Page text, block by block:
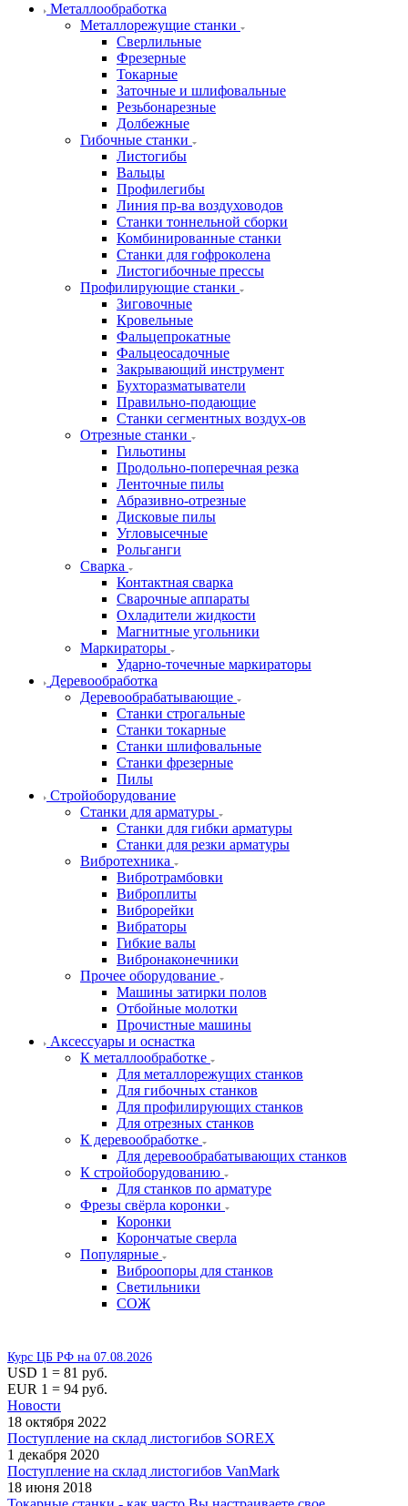
Металлообработка
Металлорежущие станки
Сверлильные
Фрезерные
Токарные
Заточные и шлифовальные
Резьбонарезные
Долбежные
Гибочные станки
Листогибы
Вальцы
Профилегибы
Линия пр-ва воздуховодов
Станки тоннельной сборки
Комбинированные станки
Станки для гофроколена
Листогибочные прессы
Профилирующие станки
Зиговочные
Кровельные
Фальцепрокатные
Фальцеосадочные
Закрывающий инструмент
Бухторазматыватели
Правильно-подающие
Станки сегментных воздух-ов
Отрезные станки
Гильотины
Продольно-поперечная резка
Ленточные пилы
Абразивно-отрезные
Дисковые пилы
Угловысечные
Рольганги
Сварка
Контактная сварка
Сварочные аппараты
Охладители жидкости
Магнитные угольники
Маркираторы
Ударно-точечные маркираторы
Деревообработка
Деревообрабатывающие
Станки строгальные
Станки токарные
Станки шлифовальные
Станки фрезерные
Пилы
Стройоборудование
Станки для арматуры
Станки для гибки арматуры
Станки для резки арматуры
Вибротехника
Вибротрамбовки
Виброплиты
Виброрейки
Вибраторы
Гибкие валы
Вибронаконечники
Прочее оборудование
Машины затирки полов
Отбойные молотки
Прочистные машины
Аксeccyapы и оснастка
К металлообработке
Для металлорежущих станков
Для гибочных станков
Для профилирующих станков
Для отрезных станков
К деревообработке
Для деревообрабатывающих станков
К стройоборудованию
Для станков по арматуре
Фрезы свёрла коронки
Коронки
Корончатые сверла
Популярные
Виброопоры для станков
Светильники
СОЖ
Курс ЦБ РФ на 07.08.2026
USD 1 = 81 руб.
EUR 1 = 94 руб.
Новости
18 октября 2022
Поступление на склад листогибов SOREX
1 декабря 2020
Поступление на склад листогибов VanMark
18 июня 2018